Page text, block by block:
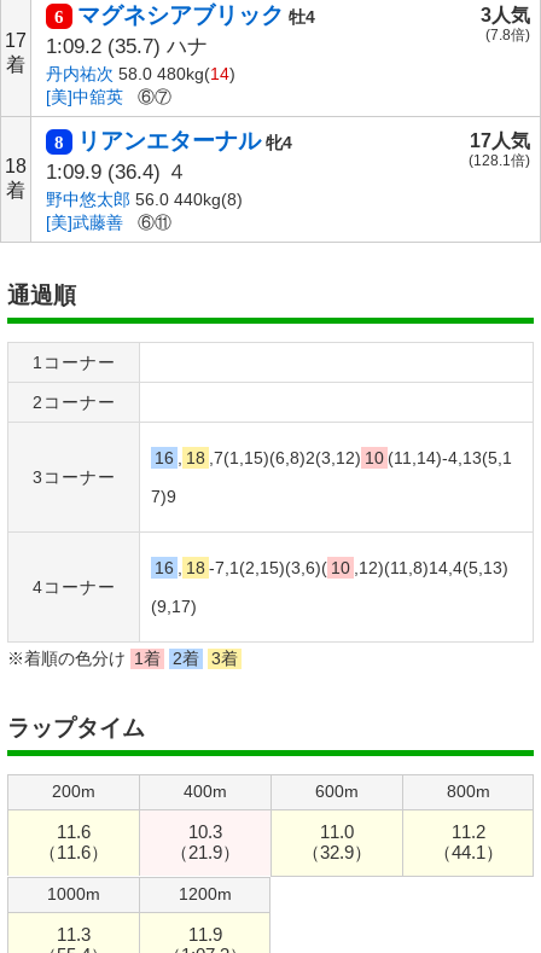
17
着
6 マグネシアブリック 牡4
1:09.2 (35.7) ハナ
丹内祐次 58.0 480kg(14)
[美]中舘英
⑥⑦
3人気
(7.8倍)
18
着
8 リアンエターナル 牝4
1:09.9 (36.4) ４
野中悠太郎 56.0 440kg(8)
[美]武藤善
⑥⑪
17人気
(128.1倍)
通過順
1コーナー
2コーナー
3コーナー
16 18 ,7(1,15)(6,8)2(3,12) 10 (11,14)-4,13(5,1
7)9
4コーナー
16 18 -7,1(2,15)(3,6)( 10 ,12)(11,8)14,4(5,13)
(9 ,17)
※着順の色分け 1着 2着 3着
ラップタイム
200m
11.6
（11.6）
400m
10.3
（21.9）
600m
11.0
（32.9）
800m
11.2
（44.1）
1000m
11.3
1200m
11.9